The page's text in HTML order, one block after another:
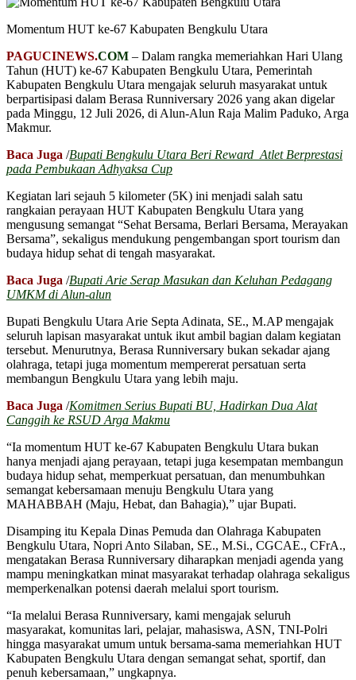
Momentum HUT ke-67 Kabupaten Bengkulu Utara
PAGUCINEWS.COM – Dalam rangka memeriahkan Hari Ulang
Tahun (HUT) ke-67 Kabupaten Bengkulu Utara, Pemerintah
Kabupaten Bengkulu Utara mengajak seluruh masyarakat untuk
berpartisipasi dalam Berasa Runniversary 2026 yang akan digelar
pada Minggu, 12 Juli 2026, di Alun-Alun Raja Malim Paduko, Arga
Makmur.
Baca Juga /Bupati Bengkulu Utara Beri Reward Atlet Berprestasi
pada Pembukaan Adhyaksa Cup
Kegiatan lari sejauh 5 kilometer (5K) ini menjadi salah satu
rangkaian perayaan HUT Kabupaten Bengkulu Utara yang
mengusung semangat “Sehat Bersama, Berlari Bersama, Merayakan
Bersama”, sekaligus mendukung pengembangan sport tourism dan
budaya hidup sehat di tengah masyarakat.
Baca Juga /Bupati Arie Serap Masukan dan Keluhan Pedagang
UMKM di Alun-alun
Bupati Bengkulu Utara Arie Septa Adinata, SE., M.AP mengajak
seluruh lapisan masyarakat untuk ikut ambil bagian dalam kegiatan
tersebut. Menurutnya, Berasa Runniversary bukan sekadar ajang
olahraga, tetapi juga momentum mempererat persatuan serta
membangun Bengkulu Utara yang lebih maju.
Baca Juga /Komitmen Serius Bupati BU, Hadirkan Dua Alat
Canggih ke RSUD Arga Makmu
“Ia momentum HUT ke-67 Kabupaten Bengkulu Utara bukan
hanya menjadi ajang perayaan, tetapi juga kesempatan membangun
budaya hidup sehat, memperkuat persatuan, dan menumbuhkan
semangat kebersamaan menuju Bengkulu Utara yang
MAHABBAH (Maju, Hebat, dan Bahagia),” ujar Bupati.
Disamping itu Kepala Dinas Pemuda dan Olahraga Kabupaten
Bengkulu Utara, Nopri Anto Silaban, SE., M.Si., CGCAE., CFrA.,
mengatakan Berasa Runniversary diharapkan menjadi agenda yang
mampu meningkatkan minat masyarakat terhadap olahraga sekaligus
memperkenalkan potensi daerah melalui sport tourism.
“Ia melalui Berasa Runniversary, kami mengajak seluruh
masyarakat, komunitas lari, pelajar, mahasiswa, ASN, TNI-Polri
hingga masyarakat umum untuk bersama-sama memeriahkan HUT
Kabupaten Bengkulu Utara dengan semangat sehat, sportif, dan
penuh kebersamaan,” ungkapnya.